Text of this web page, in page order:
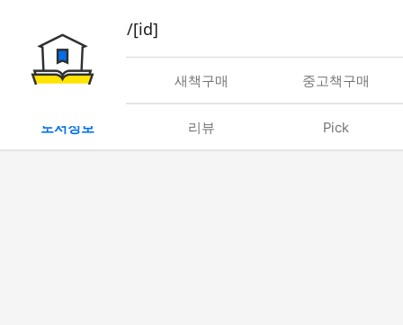
book/rent/[id]
대여 새책구매 중고책구매
도서정보 리뷰 Pick